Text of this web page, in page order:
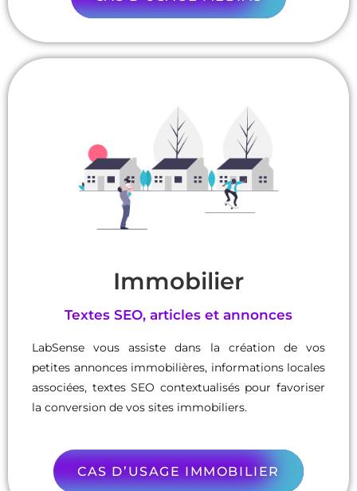
Immobilier
Textes SEO, articles et annonces
LabSense vous assiste dans la création de vos
petites annonces immobilières, informations locales
associées, textes SEO contextualisés pour favoriser
la conversion de vos sites immobiliers.
CAS D’USAGE IMMOBILIER